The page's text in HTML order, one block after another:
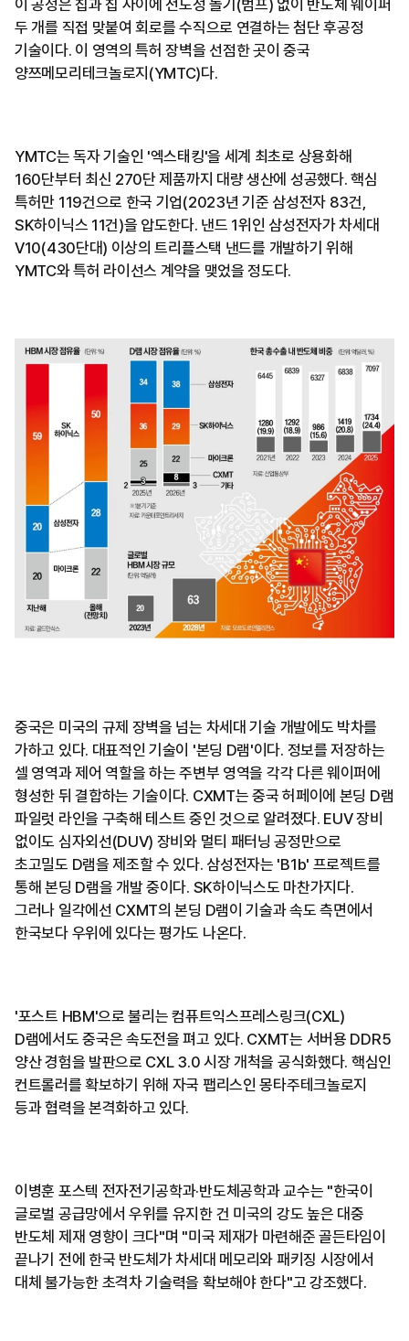
이 공정은 칩과 칩 사이에 전도성 돌기(범프) 없이 반도체 웨이퍼
두 개를 직접 맞붙여 회로를 수직으로 연결하는 첨단 후공정
기술이다. 이 영역의 특허 장벽을 선점한 곳이 중국
양쯔메모리테크놀로지(YMTC)다.
YMTC는 독자 기술인 '엑스태킹'을 세계 최초로 상용화해
160단부터 최신 270단 제품까지 대량 생산에 성공했다. 핵심
특허만 119건으로 한국 기업(2023년 기준 삼성전자 83건,
SK하이닉스 11건)을 압도한다. 낸드 1위인 삼성전자가 차세대
V10(430단대) 이상의 트리플스택 낸드를 개발하기 위해
YMTC와 특허 라이선스 계약을 맺었을 정도다.
중국은 미국의 규제 장벽을 넘는 차세대 기술 개발에도 박차를
가하고 있다. 대표적인 기술이 '본딩 D램'이다. 정보를 저장하는
셀 영역과 제어 역할을 하는 주변부 영역을 각각 다른 웨이퍼에
형성한 뒤 결합하는 기술이다. CXMT는 중국 허페이에 본딩 D램
파일럿 라인을 구축해 테스트 중인 것으로 알려졌다. EUV 장비
없이도 심자외선(DUV) 장비와 멀티 패터닝 공정만으로
초고밀도 D램을 제조할 수 있다. 삼성전자는 'B1b' 프로젝트를
통해 본딩 D램을 개발 중이다. SK하이닉스도 마찬가지다.
그러나 일각에선 CXMT의 본딩 D램이 기술과 속도 측면에서
한국보다 우위에 있다는 평가도 나온다.
'포스트 HBM'으로 불리는 컴퓨트익스프레스링크(CXL)
D램에서도 중국은 속도전을 펴고 있다. CXMT는 서버용 DDR5
양산 경험을 발판으로 CXL 3.0 시장 개척을 공식화했다. 핵심인
컨트롤러를 확보하기 위해 자국 팹리스인 몽타주테크놀로지
등과 협력을 본격화하고 있다.
이병훈 포스텍 전자전기공학과·반도체공학과 교수는 "한국이
글로벌 공급망에서 우위를 유지한 건 미국의 강도 높은 대중
반도체 제재 영향이 크다"며 "미국 제재가 마련해준 골든타임이
끝나기 전에 한국 반도체가 차세대 메모리와 패키징 시장에서
대체 불가능한 초격차 기술력을 확보해야 한다"고 강조했다.